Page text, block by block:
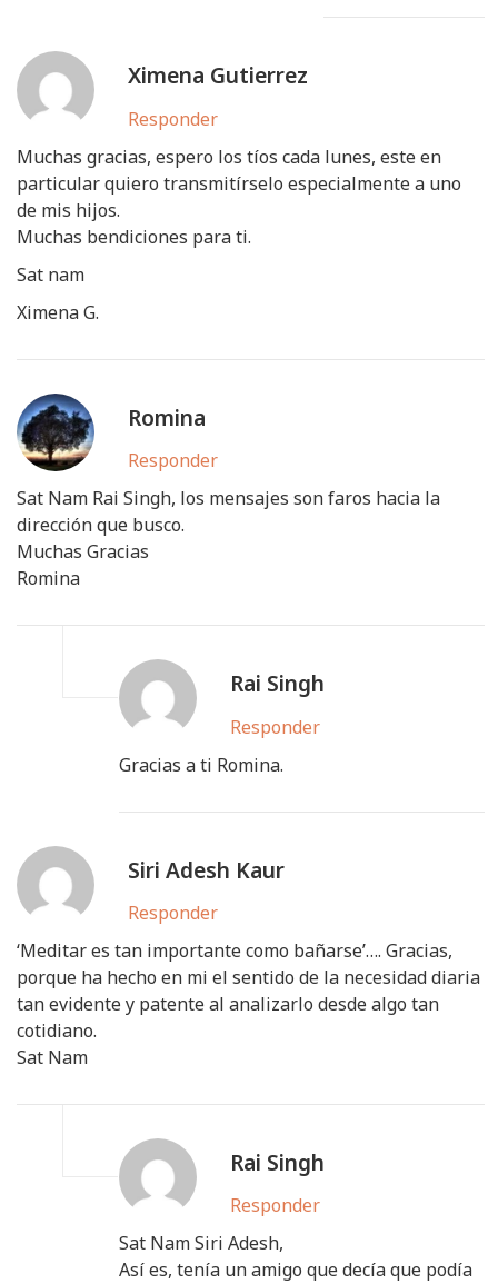
Ximena Gutierrez
Responder
Muchas gracias, espero los tíos cada lunes, este en
particular quiero transmitírselo especialmente a uno
de mis hijos.
Muchas bendiciones para ti.
Sat nam
Ximena G.
Romina
Responder
Sat Nam Rai Singh, los mensajes son faros hacia la
dirección que busco.
Muchas Gracias
Romina
Rai Singh
Responder
Gracias a ti Romina.
Siri Adesh Kaur
Responder
‘Meditar es tan importante como bañarse’…. Gracias,
porque ha hecho en mi el sentido de la necesidad diaria
tan evidente y patente al analizarlo desde algo tan
cotidiano.
Sat Nam
Rai Singh
Responder
Sat Nam Siri Adesh,
Así es, tenía un amigo que decía que podía